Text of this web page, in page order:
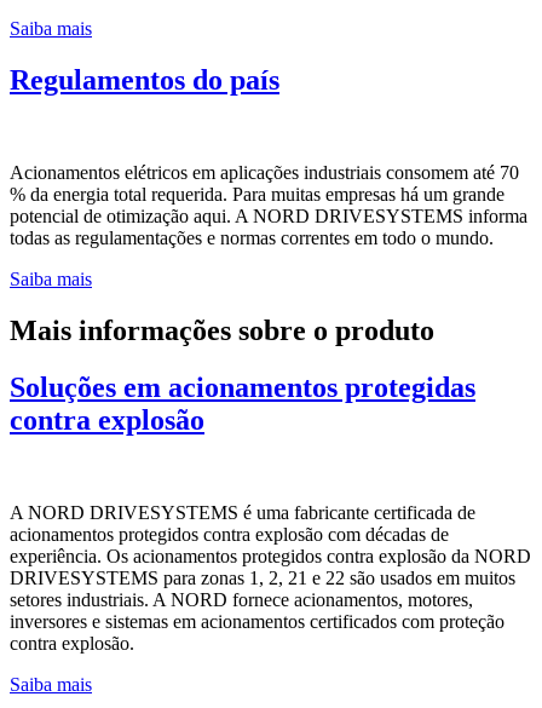
Saiba mais
Regulamentos do país
Acionamentos elétricos em aplicações industriais consomem até 70
% da energia total requerida. Para muitas empresas há um grande
potencial de otimização aqui. A NORD DRIVESYSTEMS informa
todas as regulamentações e normas correntes em todo o mundo.
Saiba mais
Mais informações sobre o produto
Soluções em acionamentos protegidas
contra explosão
A NORD DRIVESYSTEMS é uma fabricante certificada de
acionamentos protegidos contra explosão com décadas de
experiência. Os acionamentos protegidos contra explosão da NORD
DRIVESYSTEMS para zonas 1, 2, 21 e 22 são usados em muitos
setores industriais. A NORD fornece acionamentos, motores,
inversores e sistemas em acionamentos certificados com proteção
contra explosão.
Saiba mais